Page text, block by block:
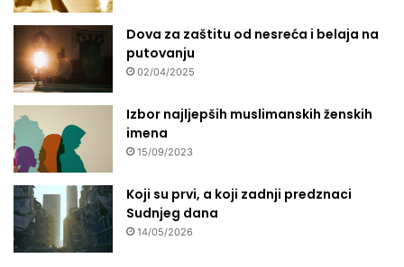
Dova za zaštitu od nesreća i belaja na
putovanju
02/04/2025
Izbor najljepših muslimanskih ženskih
imena
15/09/2023
Koji su prvi, a koji zadnji predznaci
Sudnjeg dana
14/05/2026